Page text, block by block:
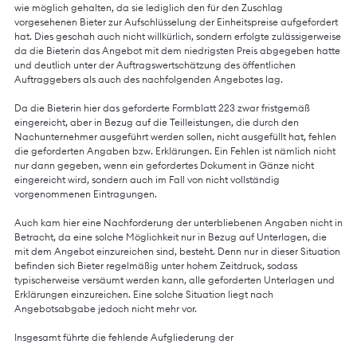
wie möglich gehalten, da sie lediglich den für den Zuschlag
vorgesehenen Bieter zur Aufschlüsselung der Einheitspreise aufgefordert
hat. Dies geschah auch nicht willkürlich, sondern erfolgte zulässigerweise
da die Bieterin das Angebot mit dem niedrigsten Preis abgegeben hatte
und deutlich unter der Auftragswertschätzung des öffentlichen
Auftraggebers als auch des nachfolgenden Angebotes lag.
Da die Bieterin hier das geforderte Formblatt 223 zwar fristgemäß
eingereicht, aber in Bezug auf die Teilleistungen, die durch den
Nachunternehmer ausgeführt werden sollen, nicht ausgefüllt hat, fehlen
die geforderten Angaben bzw. Erklärungen. Ein Fehlen ist nämlich nicht
nur dann gegeben, wenn ein gefordertes Dokument in Gänze nicht
eingereicht wird, sondern auch im Fall von nicht vollständig
vorgenommenen Eintragungen.
Auch kam hier eine Nachforderung der unterbliebenen Angaben nicht in
Betracht, da eine solche Möglichkeit nur in Bezug auf Unterlagen, die
mit dem Angebot einzureichen sind, besteht. Denn nur in dieser Situation
befinden sich Bieter regelmäßig unter hohem Zeitdruck, sodass
typischerweise versäumt werden kann, alle geforderten Unterlagen und
Erklärungen einzureichen. Eine solche Situation liegt nach
Angebotsabgabe jedoch nicht mehr vor.
Insgesamt führte die fehlende Aufgliederung der